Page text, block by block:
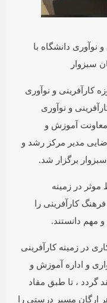
دانشگاه با
سبزوار
و نوآوری
و نوآوری
آموزش و
مدیر مرکز رشد و
برگزار شد.
در زمینه
کارآفرینی را
مهم دانستند.
در زمینه کارآفرینی
و اداره آموزش و
، تا طبق مفاد
ارگان مسیر درستی را